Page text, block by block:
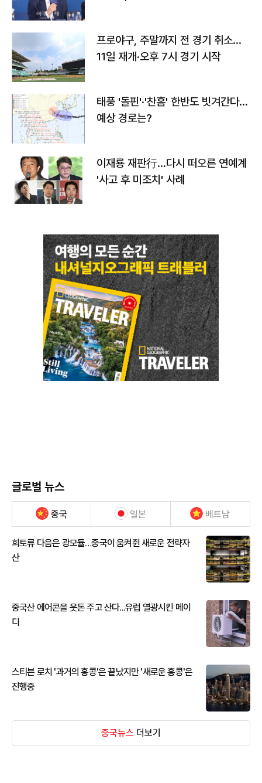
프로야구, 주말까지 전 경기 취소…
11일 재개·오후 7시 경기 시작
태풍 '돌핀'·'찬홈' 한반도 빗겨간다…
예상 경로는?
이재룡 재판行…다시 떠오른 연예계
'사고 후 미조치' 사례
글로벌 뉴스
중국 일본 베트남
희토류 다음은 광모듈…중국이 움켜쥔 새로운 전략자
산
중국산 에어콘을 웃돈 주고 산다...유럽 열광시킨 메이
디
스티븐 로치 '과거의 홍콩'은 끝났지만 '새로운 홍콩'은
진행중
중국뉴스 더보기